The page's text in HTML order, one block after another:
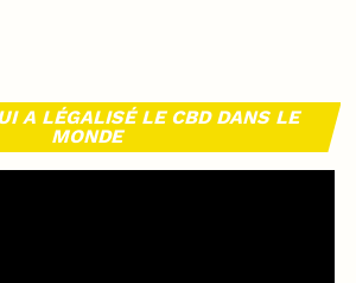
A LÉGALISÉ LE CBD DANS LE
MONDE